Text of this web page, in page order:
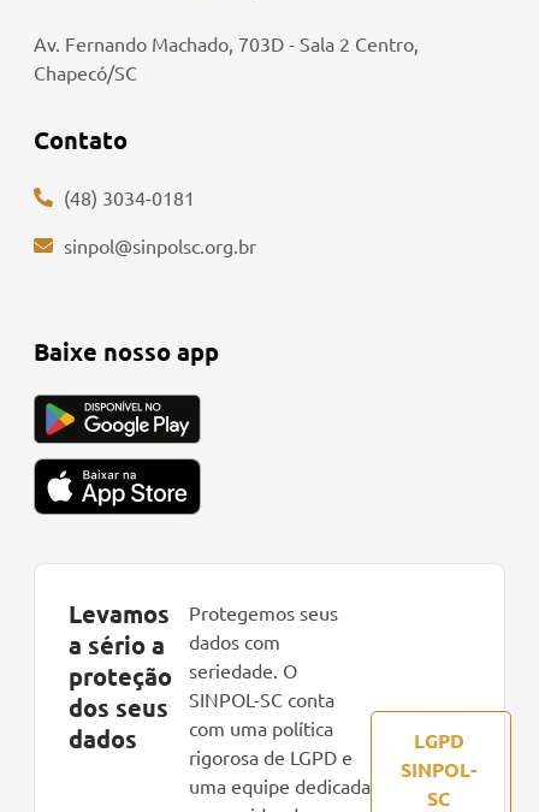
Av. Fernando Machado, 703D - Sala 2 Centro,
Chapecó/SC
Contato
(48) 3034-0181
sinpol@sinpolsc.org.br
Baixe nosso app
Levamos
a sério a
proteção
dos seus
dados
Protegemos seus
dados com
seriedade. O
SINPOL-SC conta
com uma política
rigorosa de LGPD e
uma equipe dedicada
LGPD
SINPOL-
SC